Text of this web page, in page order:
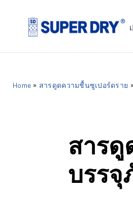
Home » สารดูดความชื้นซูเปอร์ดราย
สาร
บรร